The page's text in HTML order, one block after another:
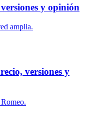
y opinión
amplia.
versiones y